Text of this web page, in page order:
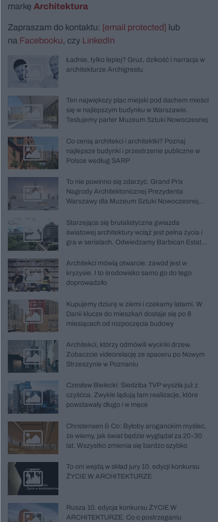
markę Architektura
Zapraszam do kontaktu: [email protected] lub
na Facebooku, czy LinkedIn
Ładnie, tylko lepiej? Gruz, dzikość i narracja w
architekturze Archigrestu
Ten największy plac miejski pod dachem mieści
się w najlepszym budynku w Warszawie.
Testujemy parter Muzeum Sztuki Nowoczesnej
Co cenią architekci i architektki? Poznaj
najlepsze budynki i przestrzenie publiczne w
Polsce według SARP
To nie powinno się zdarzyć. Grand Prix
Nagrody Architektonicznej Prezydenta
Warszawy dla Muzeum Sztuki Nowoczesnej
Starzejąca się brutalistyczna gwiazda
światowej architektury wciąż jest pełna życia i
gra w serialach. Odwiedzamy Barbican Estate
Architekci mówią otwarcie: zawód jest w
kryzysie. I to środowisko samo go do tego
doprowadziło
Kupujemy dziurę w ziemi i czekamy latami. W
Danii klucze do mieszkań dostaje się po 8
miesiącach od rozpoczęcia budowy
Architekci, którzy odmówili wycinki drzew.
Zobaczcie videorelację ze spaceru po Nowym
Strzeszynie w Poznaniu
Czesław Bielecki: Siedziba TVP wyszła już z
czyśćca. Zwykle lądują tam realizacje, które
powstawały długo i w męce
Christensen & Co: Byłoby aroganckim myśleć,
że wiemy, jak świat będzie wyglądał za 20-30
lat. Wszystko zmienia się bardzo szybko
To oni wejdą w skład jury 10. edycji konkursu
ŻYCIE W ARCHITEKTURZE
Rusza 10. edycja konkursu ŻYCIE W
ARCHITEKTURZE. Co o postrzeganiu